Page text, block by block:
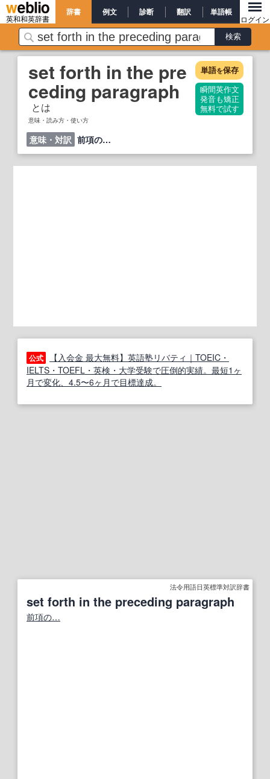
英和和英辞書
辞書 例文 診断 翻訳 単語帳
ログイン
set forth in the pre
ceding paragraph
とは
意味・読み方・使い方
単語を保存
瞬間英作文
発音も矯正
無料で試す
意味・対訳 前項の…
公式
【入会金 最大無料】英語塾リバティ｜TOEIC・
IELTS・TOEFL・英検・大学受験で圧倒的実績。最短1ヶ
月で変化、4.5〜6ヶ月で目標達成。
法令用語日英標準対訳辞書
set forth in the preceding paragraph
前項の…